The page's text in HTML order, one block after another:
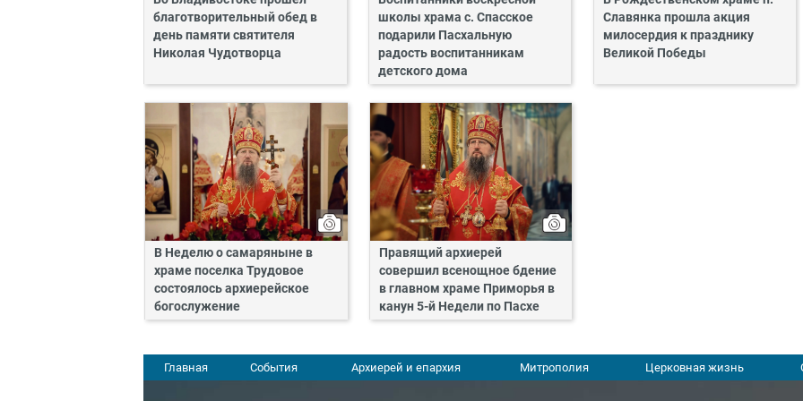
благотворительный обед в
день памяти святителя
Николая Чудотворца
школы храма с. Спасское
подарили Пасхальную
радость воспитанникам
детского дома
Славянка прошла акция
милосердия к празднику
Великой Победы
В Неделю о самаряныне в
храме поселка Трудовое
состоялось архиерейское
богослужение
Правящий архиерей
совершил всенощное бдение
в главном храме Приморья в
канун 5-й Недели по Пасхе
Главная События Архиерей и епархия Митрополия Церковная жизнь